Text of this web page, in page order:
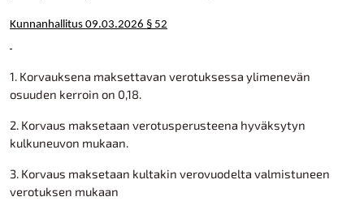
Kunnanhallitus 09.03.2026 § 52
1. Korvauksena maksettavan verotuksessa ylimenevän
osuuden kerroin on 0,18.
2. Korvaus maksetaan verotusperusteena hyväksytyn
kulkuneuvon mukaan.
3. Korvaus maksetaan kultakin verovuodelta valmistuneen
verotuksen mukaan